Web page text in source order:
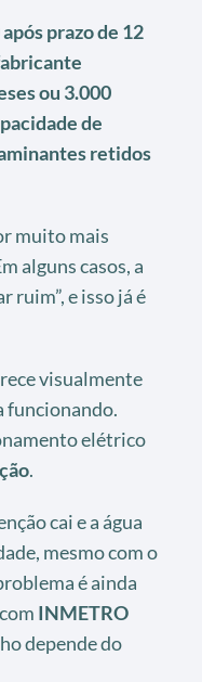
prazo de 12
ou 3.000
de
retidos
muito mais
alguns casos, a
ruim”, e isso já é
visualmente
funcionando.
elétrico
.
cai e a água
mesmo com o
é ainda
INMETRO
depende do